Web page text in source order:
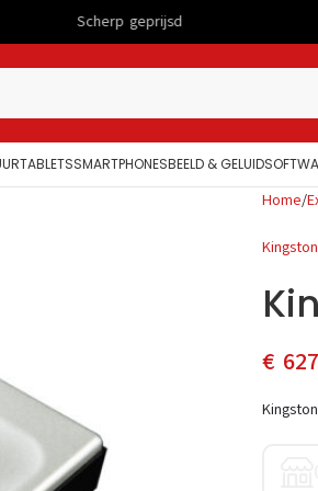
TABLETSSMARTPHONESBEELD & GELUID
Home
Kingston
€
geprijsd